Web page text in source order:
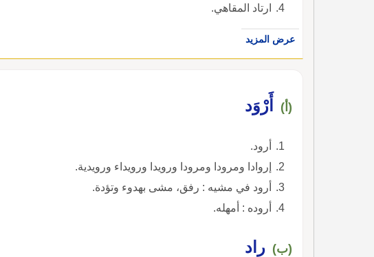
ارتاد المقاهي.
عرض المزيد
(أ) أَرْوَد
أرود.
إروادا ومرودا ومرودا ورويدا ورويداء ورويدية.
أرود في مشيه : رفق، مشى بهدوء وتؤدة.
أروده : أمهله.
(ب) راد